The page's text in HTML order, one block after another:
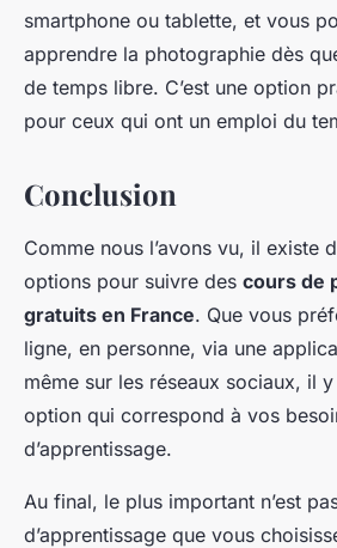
smartphone ou tablette, et vous
apprendre la photographie dès
de temps libre. C’est une option
pour ceux qui ont un emploi du
Conclusion
Comme nous l’avons vu, il existe
options pour suivre des cours de
gratuits en France. Que vous
ligne, en personne, via une
même sur les réseaux sociaux, il
option qui correspond à vos
d’apprentissage.
Au final, le plus important n’est
d’apprentissage que vous